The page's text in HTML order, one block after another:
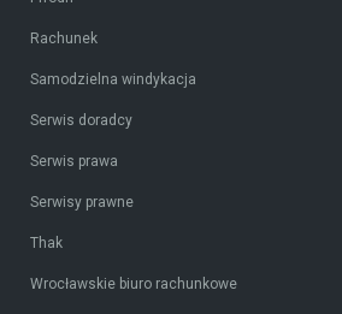
Rachunek
Samodzielna windykacja
Serwis doradcy
Serwis prawa
Serwisy prawne
Thak
Wrocławskie biuro rachunkowe